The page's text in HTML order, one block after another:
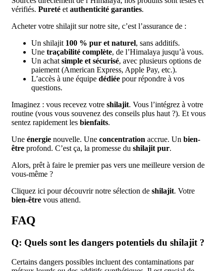
vérifiés. Pureté et authenticité garanties.
Acheter votre shilajit sur notre site, c’est l’assurance de :
Un shilajit 100 % pur et naturel, sans additifs.
Une traçabilité complète, de l’Himalaya jusqu’à vous.
Un achat simple et sécurisé, avec plusieurs options de
paiement (American Express, Apple Pay, etc.).
L’accès à une équipe dédiée pour répondre à vos
questions.
Imaginez : vous recevez votre shilajit. Vous l’intégrez à votre
routine (vous vous souvenez des conseils plus haut ?). Et vous
sentez rapidement les bienfaits.
Une énergie nouvelle. Une concentration accrue. Un bien-
être profond. C’est ça, la promesse du shilajit pur.
Alors, prêt à faire le premier pas vers une meilleure version de
vous-même ?
Cliquez ici pour découvrir notre sélection de shilajit. Votre
bien-être vous attend.
FAQ
Q: Quels sont les dangers potentiels du shilajit ?
Certains dangers possibles incluent des contaminations par